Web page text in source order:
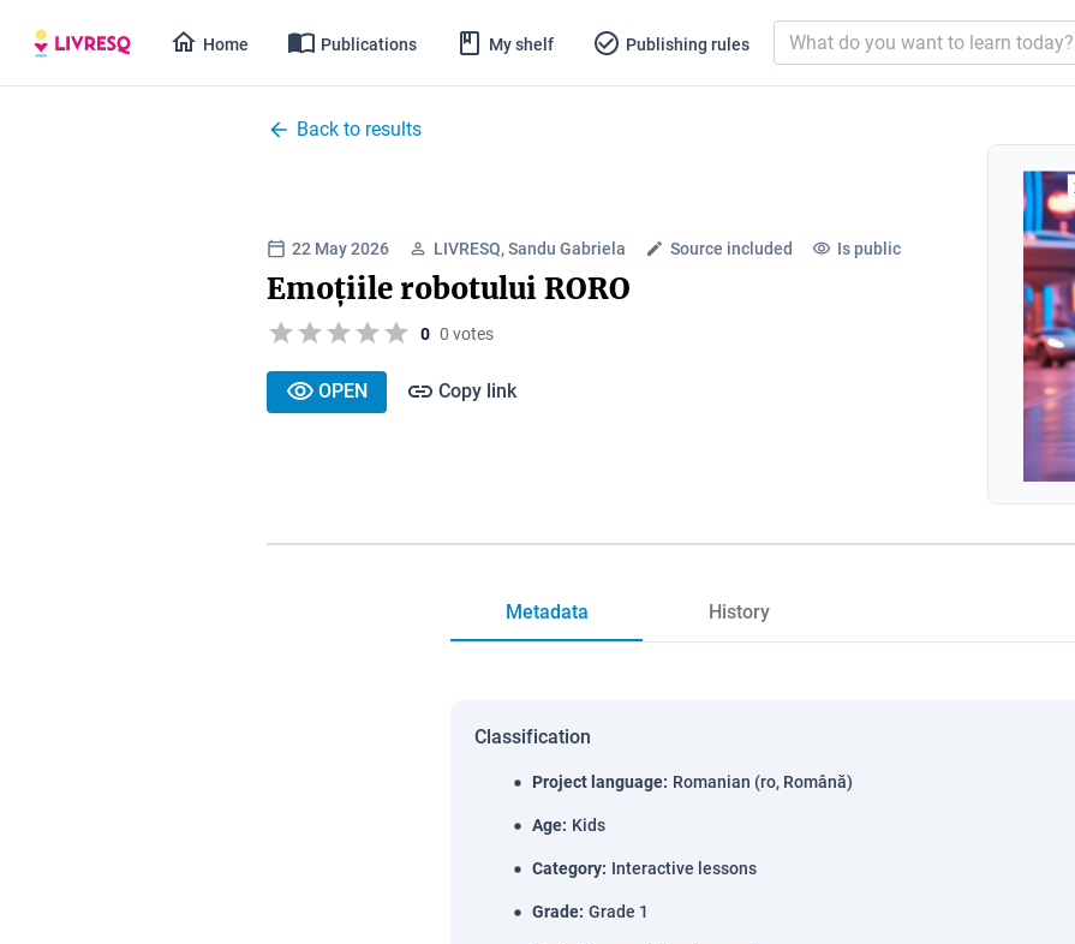
Home Publications My shelf Publishing rules
Back to results
22 May 2026 LIVRESQ, Sandu Gabriela Source included Is public
Emoțiile robotului RORO
0 0 votes
OPEN Copy link
Metadata History
Classification
Project language: Romanian (ro, Română)
Age: Kids
Category: Interactive lessons
Grade: Grade 1